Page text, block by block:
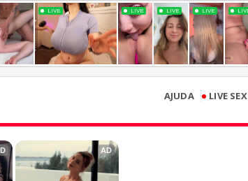
AJUDA • LIVE SEX